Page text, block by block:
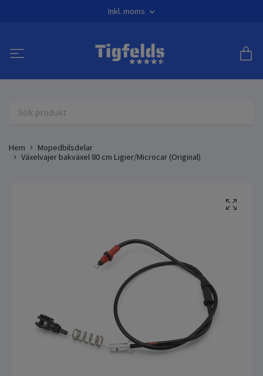
Inkl. moms
Hem
Mopedbilsdelar
Växelvajer bakväxel 80 cm Ligier/Microcar (Original)